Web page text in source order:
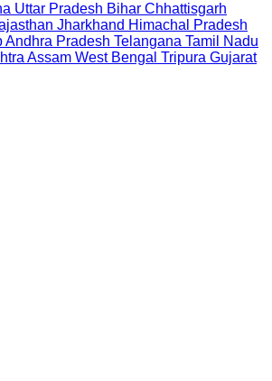
Uttar Pradesh Bihar Chhattisgarh
Jharkhand Himachal Pradesh
Andhra Pradesh Telangana Tamil Nadu
Assam West Bengal Tripura Gujarat